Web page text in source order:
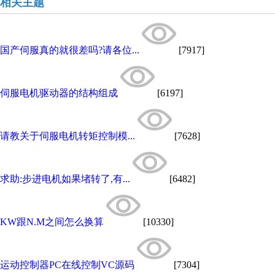
相关主题
国产伺服真的就很差吗?请各位... [7917]
伺服电机驱动器的结构组成 [6197]
请教关于伺服电机转矩控制模... [7628]
求助:步进电机如果堵转了,有... [6482]
KW跟N.M之间怎么换算 [10330]
运动控制器PC在线控制VC源码 [7304]